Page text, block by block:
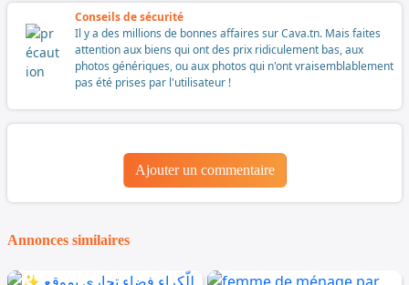
Conseils de sécurité
Il y a des millions de bonnes affaires sur Cava.tn. Mais faites
attention aux biens qui ont des prix ridiculement bas, aux
photos génériques, ou aux photos qui n'ont vraisemblablement
pas été prises par l'utilisateur !
Ajouter un commentaire
Annonces similaires